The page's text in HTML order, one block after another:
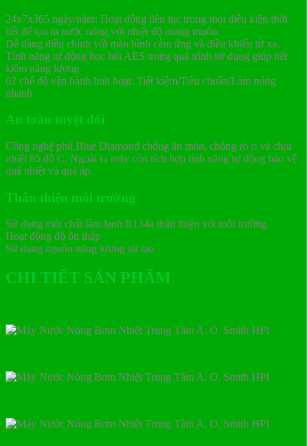
24x7x365 ngày/năm: Hoạt động liên tục trong mọi điều kiện thời
tiết để tạo ra nước nóng với nhiệt độ mong muốn.
Dễ dàng điều chỉnh với màn hình cảm ứng và điều khiển từ xa.
Tính năng tự động học hỏi AES trong quá trình sử dụng giúp tiết
kiệm năng lượng.
02 chế độ vận hành linh hoạt: Tiết kiệm/Tiêu chuẩn/Làm nóng
nhanh
An toàn tuyệt đối
Công nghệ phủ Blue Diamond chống ăn mòn, chống rò rỉ và chịu
nhiệt 85 độ C. Ngoài ra máy còn tích hợp tính năng tự động bảo vệ
quá nhiệt và quá áp.
Thân thiện môi trường
Sử dụng môi chất làm lạnh R134a thân thiện với môi trường
Hoạt động độ ồn thấp
Sử dụng nguồn năng lượng tái tạo
CHI TIẾT SẢN PHẨM